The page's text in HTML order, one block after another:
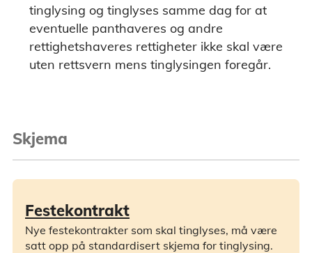
tinglysing og tinglyses samme dag for at
eventuelle panthaveres og andre
rettighetshaveres rettigheter ikke skal være
uten rettsvern mens tinglysingen foregår.
Skjema
Festekontrakt
Nye festekontrakter som skal tinglyses, må være
satt opp på standardisert skjema for tinglysing.